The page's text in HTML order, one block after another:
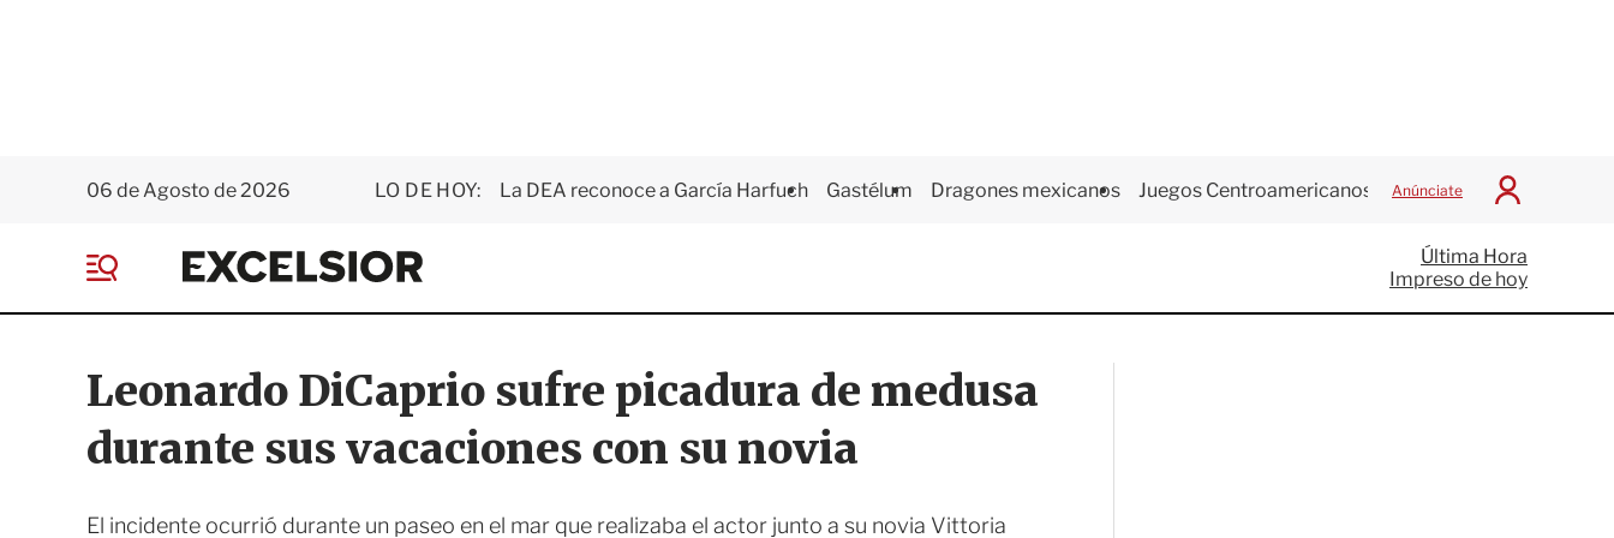
06 de Agosto de 2026 LO DE HOY: La DEA reconoce a García Harfuch Gastélum Dragones mexicanos Juegos Centroamericanos Anúnciate
I
c
i
a
E
x
e
i
o
r
e
Última Hora
Impreso de hoy
Leonardo DiCaprio sufre picadura de medusa
durante sus vacaciones con su novia
El incidente ocurrió durante un paseo en el mar que realizaba el actor junto a su novia Vittoria